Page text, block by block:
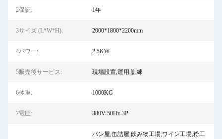
2保証: 1年
3サイズ (L*W*H): 2000*1800*2200mm
4パワー: 2.5KW
5販売後サービス: 現場設置,運用,訓練
6体重: 1000KG
7電圧: 380V-50Hz-3P
パン屋,缶詰屋,飲み物工場,ワイン工場,粉工